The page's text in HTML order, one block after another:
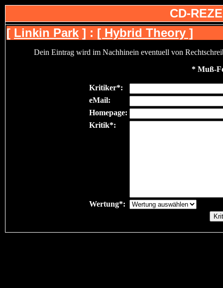
CD-
[ Linkin Park ] : [ Hybrid Theory ]
Dein Eintrag wird im Nachhinein eventuell von
* Muß-
Kritiker*:
eMail:
Homepage:
Kritik*:
Wertung*: